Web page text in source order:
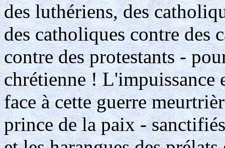
des luthériens, des
des catholiques contre des
contre des protestants -
chrétienne ! L'impuissance
face à cette guerre
prince de la paix -